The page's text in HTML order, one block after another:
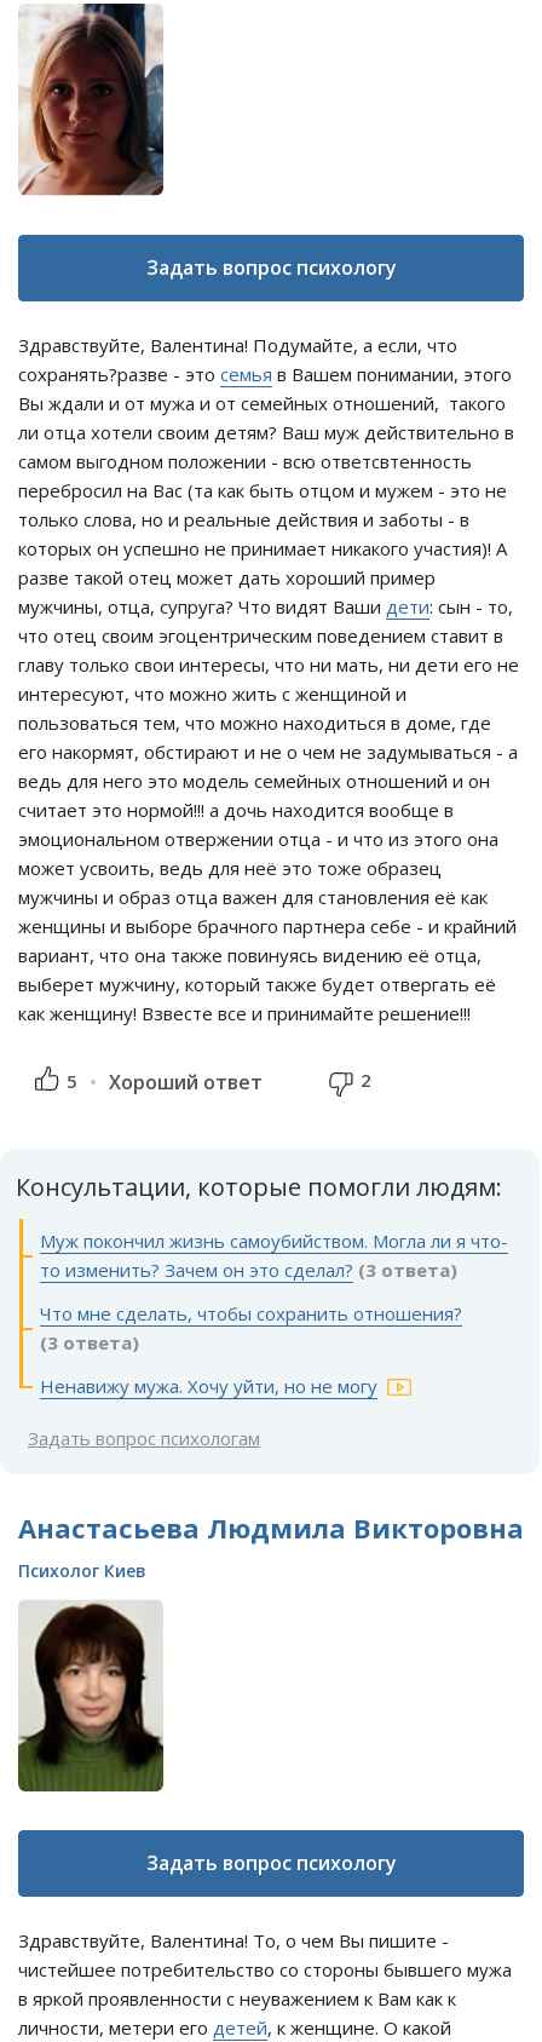
Задать вопрос психологу
Здравствуйте, Валентина! Подумайте, а если, что
сохранять?разве - это семья в Вашем понимании, этого
Вы ждали и от мужа и от семейных отношений, такого
ли отца хотели своим детям? Ваш муж действительно в
самом выгодном положении - всю ответсвтенность
перебросил на Вас (та как быть отцом и мужем - это не
только слова, но и реальные действия и заботы - в
которых он успешно не принимает никакого участия)! А
разве такой отец может дать хороший пример
мужчины, отца, супруга? Что видят Ваши дети: сын - то,
что отец своим эгоцентрическим поведением ставит в
главу только свои интересы, что ни мать, ни дети его не
интересуют, что можно жить с женщиной и
пользоваться тем, что можно находиться в доме, где
его накормят, обстирают и не о чем не задумываться - а
ведь для него это модель семейных отношений и он
считает это нормой!!! а дочь находится вообще в
эмоциональном отвержении отца - и что из этого она
может усвоить, ведь для неё это тоже образец
мужчины и образ отца важен для становления её как
женщины и выборе брачного партнера себе - и крайний
вариант, что она также повинуясь видению её отца,
выберет мужчину, который также будет отвергать её
как женщину! Взвесте все и принимайте решение!!!
5 Хороший ответ 2
Консультации, которые помогли людям:
Муж покончил жизнь самоубийством. Могла ли я что-
то изменить? Зачем он это сделал? (3 ответа)
Что мне сделать, чтобы сохранить отношения?
(3 ответа)
Ненавижу мужа. Хочу уйти, но не могу
Задать вопрос психологам
Анастасьева Людмила Викторовна
Психолог Киев
Задать вопрос психологу
Здравствуйте, Валентина! То, о чем Вы пишите -
чистейшее потребительство со стороны бывшего мужа
в яркой проявленности с неуважением к Вам как к
личности, метери его детей, к женщине. О какой